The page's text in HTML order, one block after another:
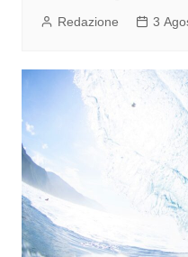
Redazione 3